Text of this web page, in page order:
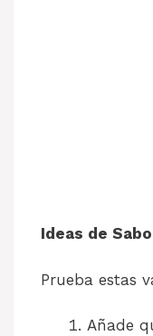
Ideas de
Prueba estas
Añade